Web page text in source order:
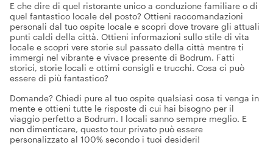
E che dire di quel ristorante unico a conduzione familiare o di
quel fantastico locale del posto? Ottieni raccomandazioni
personali dal tuo ospite locale e scopri dove trovare gli attuali
punti caldi della città. Ottieni informazioni sullo stile di vita
locale e scopri vere storie sul passato della città mentre ti
immergi nel vibrante e vivace presente di Bodrum. Fatti
storici, storie locali e ottimi consigli e trucchi. Cosa ci può
essere di più fantastico?
Domande? Chiedi pure al tuo ospite qualsiasi cosa ti venga in
mente e ottieni tutte le risposte di cui hai bisogno per il
viaggio perfetto a Bodrum. I locali sanno sempre meglio. E
non dimenticare, questo tour privato può essere
personalizzato al 100% secondo i tuoi desideri!